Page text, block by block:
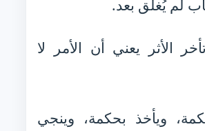
لم يُغلق بعد.
الأثر يعني أن الأمر لا
ويأخذ بحكمة، وينجي